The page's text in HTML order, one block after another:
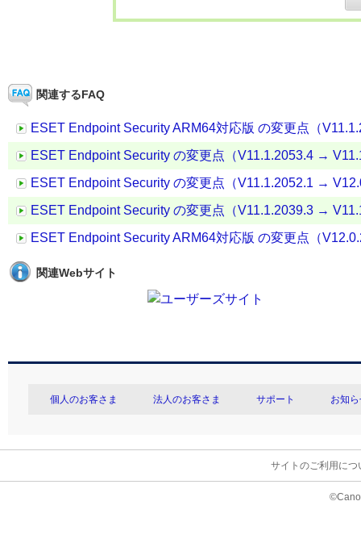
関連するFAQ
ESET Endpoint Security ARM64対応版 の変更点（
ESET Endpoint Security の変更点（V11.1.2053.4 →
ESET Endpoint Security の変更点（V11.1.2052.1 →
ESET Endpoint Security の変更点（V11.1.2039.3 →
ESET Endpoint Security ARM64対応版 の変更点（
関連Webサイト
個人のお客さま 法人のお客さま サポート お知
サイトのご利用につ